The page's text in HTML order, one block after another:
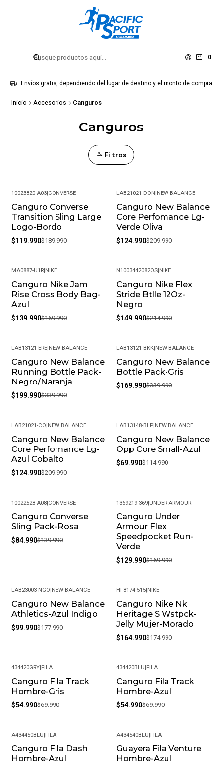
0
Envíos gratis, dependiendo del lugar de destino y el monto de compra
Inicio Accesorios Canguros
Canguros
Filtros
-37%
10023820-A03| CONVERSE
Canguro Converse
Transition Sling Large
Logo-Bordo
$119.990$189.990
-40%
LAB21021-DON NEW BALANCE
Canguro New Balance
Core Perfomance Lg-
Verde Oliva
$124.990$209.990
-18%
MA0887-U1R| NIKE
Canguro Nike Jam
Rise Cross Body Bag-
Azul
$139.990$169.990
-30%
N1003442082OS NIKE
Canguro Nike Flex
Stride Btlle 12Oz-
Negro
$149.990$214.990
-41%
LAB13121-ERE| NEW BALANCE
Canguro New Balance
Running Bottle Pack-
Negro/Naranja
$199.990$339.990
-50%
LAB13121-BKK NEW BALANCE
Canguro New Balance
Bottle Pack-Gris
$169.990$339.990
-40%
LAB21021-CO NEW BALANCE
Canguro New Balance
Core Perfomance Lg-
Azul Cobalto
$124.990$209.990
-39%
LAB13148-BLP NEW BALANCE
Canguro New Balance
Opp Core Small-Azul
$69.990$114.990
-39%
10022528-A08| CONVERSE
Canguro Converse
Sling Pack-Rosa
$84.990$139.990
-24%
1369219-369 UNDER ARMOUR
Canguro Under
Armour Flex
Speedpocket Run-
Verde
$129.990$169.990
-44%
LAB23003-NGO|NEW BALANCE
Canguro New Balance
Athletics-Azul Indigo
$99.990$177.990
-6%
HF8174-515|NIKE
Canguro Nike Nk
Heritage S Wstpck-
Jelly Mujer-Morado
$164.990$174.990
-21%
434420GRY|FILA
Canguro Fila Track
Hombre-Gris
$54.990$69.990
-21%
434420BLU|FILA
Canguro Fila Track
Hombre-Azul
$54.990$69.990
-21%
A434450BLU|FILA
Canguro Fila Dash
Hombre-Azul
-21%
A434540BLU|FILA
Guayera Fila Venture
Hombre-Azul